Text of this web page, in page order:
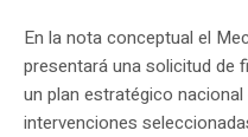
En la nota conceptual el
presentará una solicitud de
un plan estratégico
intervenciones